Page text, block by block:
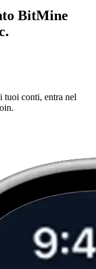
BitMine
tuoi conti, entra nel